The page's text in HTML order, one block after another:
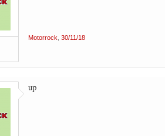
Motorrock 30/11/18
up